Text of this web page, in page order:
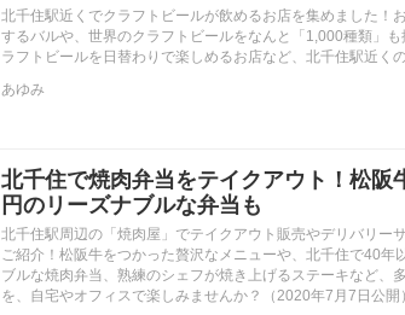
北千住駅近くでクラフトビールが飲めるお店を集めました！
するバルや、世界のクラフトビールをなんと「1,000種類」
ラフトビールを日替わりで楽しめるお店など、北千住駅近く
あゆみ
北千住で焼肉弁当をテイクアウト！松阪
円のリーズナブルな弁当も
北千住駅周辺の「焼肉屋」でテイクアウト販売やデリバリー
ご紹介！松阪牛をつかった贅沢なメニューや、北千住で40年
ブルな焼肉弁当、熟練のシェフが焼き上げるステーキなど、
を、自宅やオフィスで楽しみませんか？（2020年7月7日公開）